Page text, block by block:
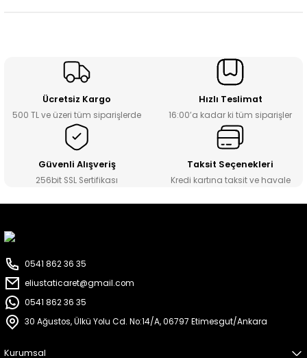
Ücretsiz Kargo
500 TL ve üzeri tüm siparişlerde
Hızlı Teslimat
16:00’a kadar ki tüm siparişler
Güvenli Alışveriş
256bit SSL Sertifikası
Taksit Seçenekleri
Kredi kartına taksit ve havale
0541 862 36 35
eliustaticaret@gmail.com
0541 862 36 35
30 Ağustos, Ülkü Yolu Cd. No:14/A, 06797 Etimesgut/Ankara
Kurumsal